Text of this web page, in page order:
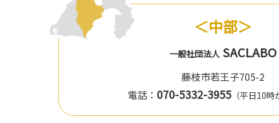
＜中部＞
一般社団法人 SACLABO
藤枝市若王子705-2
電話： 070-5332-3955 （平日10時